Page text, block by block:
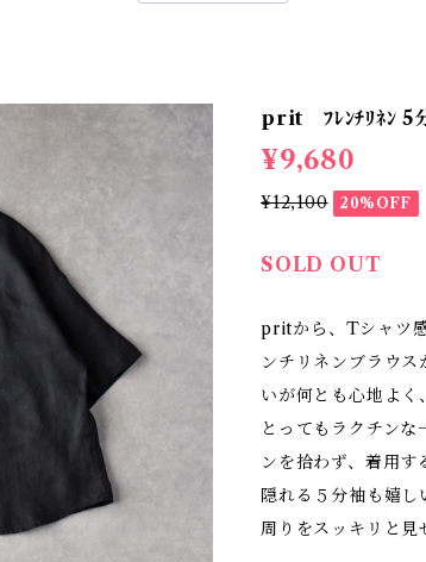
prit ﾌﾚﾝﾁﾘﾈﾝ 5
¥9,680
¥12,100 20%OFF
SOLD OUT
pritから、Tシャツ
ンチリネンブラウ
いが何とも心地よ
とってもラクチン
ンを拾わず、着用
隠れる５分袖も嬉
周りをスッキリと見